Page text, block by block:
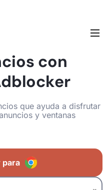
con
que ayuda a disfrutar
y ventanas
para